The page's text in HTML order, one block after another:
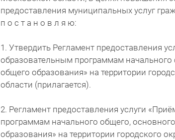
предоставления муниципальных услуг
п о с т а н о в л я ю:
1. Утвердить Регламент предоставления
образовательным программам
общего образования» на территории
области (прилагается).
2. Регламент предоставления услуги
программам начального общего,
образования» на территории городского